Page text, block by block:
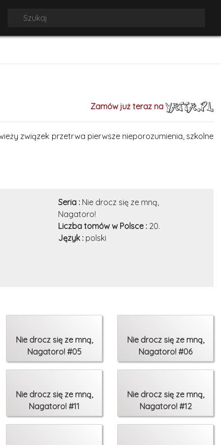
Zamów już teraz na
związek przetrwa pierwsze nieporozumienia, szkolne
Seria : Nie drocz się ze mną,
Nagatoro!
Liczba tomów w Polsce : 20.
Język : polski
Nie drocz się ze mną,
Nagatoro! #05
Nie drocz się ze mną,
Nagatoro! #06
Nie drocz się ze mną,
Nagatoro! #11
Nie drocz się ze mną,
Nagatoro! #12